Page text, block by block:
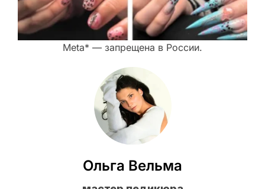
Meta* — запрещена в России.
Ольга Вельма